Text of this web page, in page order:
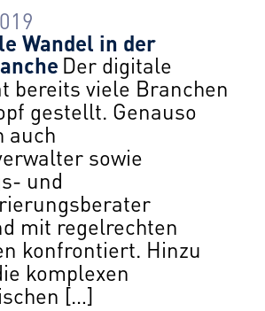
Wandel in der
Der digitale
bereits viele Branchen
gestellt. Genauso
auch
sowie
und
mit regelrechten
konfrontiert. Hinzu
komplexen
[…]